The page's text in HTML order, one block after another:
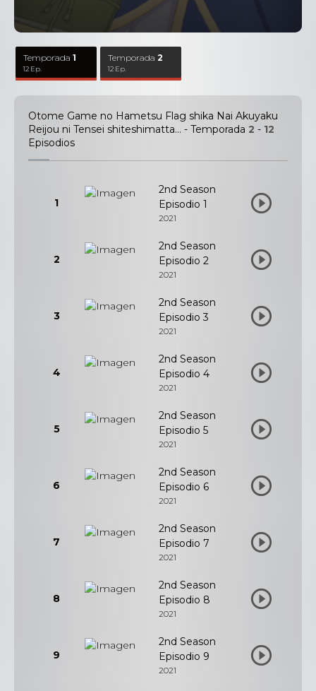
Temporada1
12 Ep.
Temporada2
12 Ep.
Otome Game no Hametsu Flag shika Nai Akuyaku
Reijou ni Tensei shiteshimatta… - Temporada 2 - 12
Episodios
1
2nd Season
Episodio 1
2021
2
2nd Season
Episodio 2
2021
3
2nd Season
Episodio 3
2021
4
2nd Season
Episodio 4
2021
5
2nd Season
Episodio 5
2021
6
2nd Season
Episodio 6
2021
7
2nd Season
Episodio 7
2021
8
2nd Season
Episodio 8
2021
9
2nd Season
Episodio 9
2021